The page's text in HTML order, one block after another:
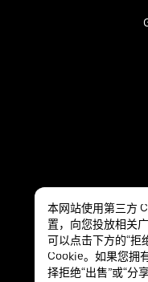
隐私 无
本网站使用第三方
置，向您投放相关
可以点击下方的“拒
Cookie。如果您拥
择拒绝“出售”或“分